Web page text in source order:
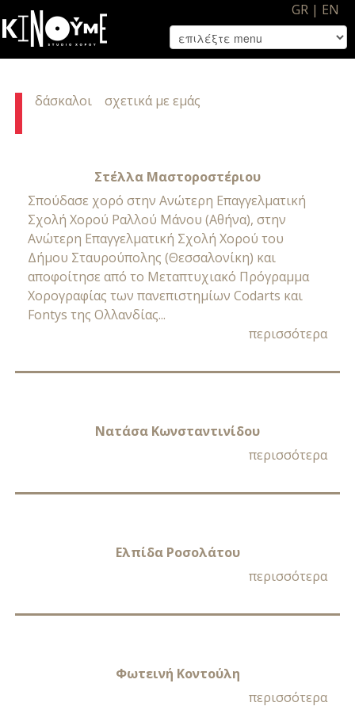
GR | EN
δάσκαλοι σχετικά με εμάς
Στέλλα Μαστοροστέριου
Σπούδασε χορό στην Ανώτερη Επαγγελματική
Σχολή Χορού Ραλλού Μάνου (Αθήνα), στην
Ανώτερη Επαγγελματική Σχολή Χορού του
Δήμου Σταυρούπολης (Θεσσαλονίκη) και
αποφοίτησε από το Μεταπτυχιακό Πρόγραμμα
Χορογραφίας των πανεπιστημίων Codarts και
Fontys της Ολλανδίας...
περισσότερα
Nατάσα Kωνσταντινίδου
περισσότερα
Ελπίδα Ροσολάτου
περισσότερα
Φωτεινή Κοντούλη
περισσότερα